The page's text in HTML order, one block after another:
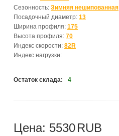
Сезонность: Зимняя нешипованная
Посадочный диаметр: 13
Ширина профиля: 175
Высота профиля: 70
Индекс скорости: 82R
Индекс нагрузки:
Остаток склада: 4
Цена: 5530RUB